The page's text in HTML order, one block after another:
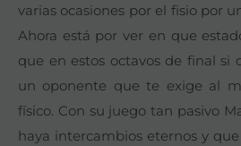
varias ocasiones por el fisio por
Ahora está por ver en que
que en estos octavos de final si
un oponente que te exige al
físico. Con su juego tan pasivo
haya intercambios eternos y